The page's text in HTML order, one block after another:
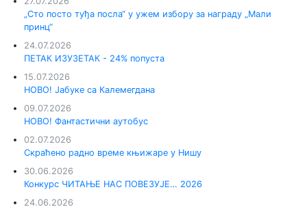
„Сто посто туђа посла“ у ужем избору за награду „Мали
принц“
24.07.2026
ПЕТАК ИЗУЗЕТАК - 24% попуста
15.07.2026
НОВО! Јабуке са Калемегдана
09.07.2026
НОВО! Фантастични аутобус
02.07.2026
Скраћено радно време књижаре у Нишу
30.06.2026
Конкурс ЧИТАЊЕ НАС ПОВЕЗУЈЕ… 2026
24.06.2026